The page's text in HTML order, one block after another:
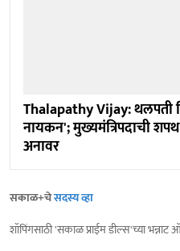
Thalapathy Vijay: थलपती
नायकन'; मुख्यमंत्रिपदाची
अनावर
सकाळ+चेसदस्य व्हा
शॉपिंगसाठी 'सकाळ प्राईम डील्स'च्या भन्नाट